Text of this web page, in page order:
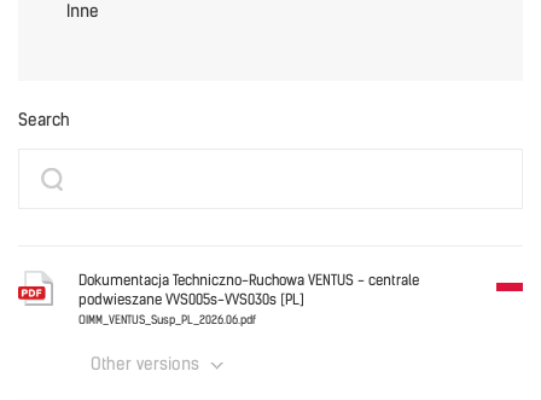
Inne
Search
Dokumentacja Techniczno-Ruchowa VENTUS - centrale
podwieszane VVS005s-VVS030s [PL]
OIMM_VENTUS_Susp_PL_2026.06.pdf
Other versions